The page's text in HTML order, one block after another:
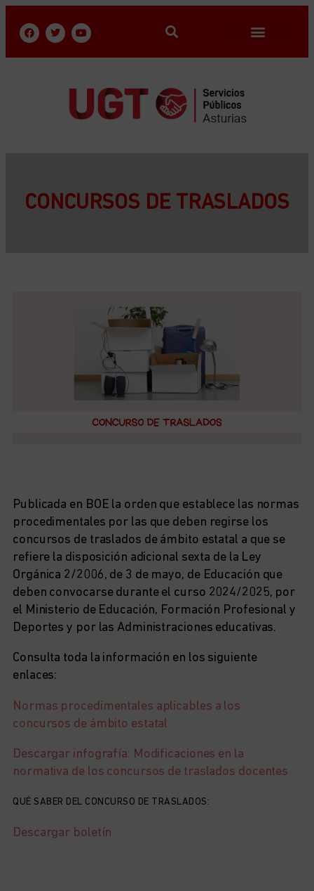
CONCURSOS DE TRASLADOS
Publicada en BOE la orden que establece las normas
procedimentales por las que deben regirse los
concursos de traslados de ámbito estatal a que se
refiere la disposición adicional sexta de la Ley
Orgánica 2/2006, de 3 de mayo, de Educación que
deben convocarse durante el curso 2024/2025, por
el Ministerio de Educación, Formación Profesional y
Deportes y por las Administraciones educativas.
Consulta toda la información en los siguiente
enlaces:
Normas procedimentales aplicables a los
concursos de ámbito estatal
Descargar infografía: Modificaciones en la
normativa de los concursos de traslados docentes
QUÉ SABER DEL CONCURSO DE TRASLADOS:
Descargar boletín